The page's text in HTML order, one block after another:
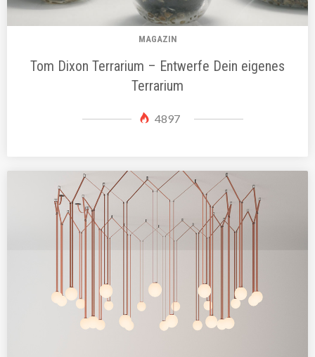
MAGAZIN
Tom Dixon Terrarium – Entwerfe Dein eigenes
Terrarium
4897